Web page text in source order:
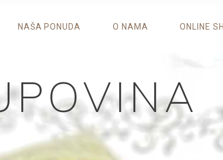
NAŠA PONUDA O NAMA ONLINE